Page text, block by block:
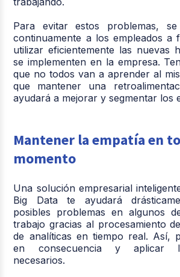
Para evitar estos problemas,
continuamente a los empleados a
utilizar eficientemente las nuevas
se implementen en la empresa.
que no todos van a aprender al
que mantener una
ayudará a mejorar y segmentar los
Mantener la empatía en
momento
Una solución empresarial
Big Data te ayudará
posibles problemas en algunos
trabajo gracias al procesamiento
de analíticas en tiempo real. Así,
en consecuencia y aplicar
necesarios.